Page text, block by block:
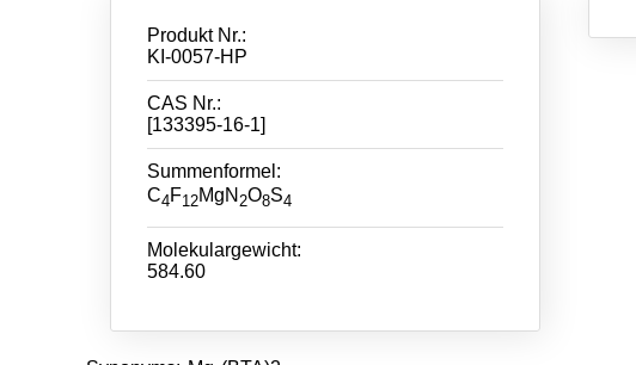
Produkt Nr.:
KI-0057-HP
CAS Nr.:
[133395-16-1]
Summenformel:
C4F12MgN 2O8S4
Molekulargewicht:
584.60